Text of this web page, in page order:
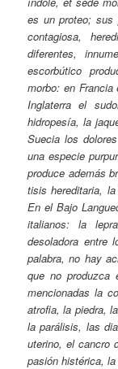
es un proteo; sus
contagiosa,
diferentes,
escorbútico
morbo: en
Inglaterra el
hidropesía, la
Suecia los
una especie
produce además
tisis hereditaria,
En el Bajo
italianos: la
desoladora
palabra, no hay
que no produzca
mencionadas la
atrofia, la piedra,
la parálisis, las
uterino, el cancro
pasión histérica,